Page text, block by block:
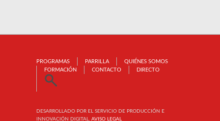
PROGRAMAS PARRILLA
QUIÉNES SOMOS
FORMACIÓN
CONTACTO DIRECTO
DESARROLLADO POR EL SERVICIO DE PRODUCCIÓN E
INNOVACIÓN DIGITAL. AVISO LEGAL